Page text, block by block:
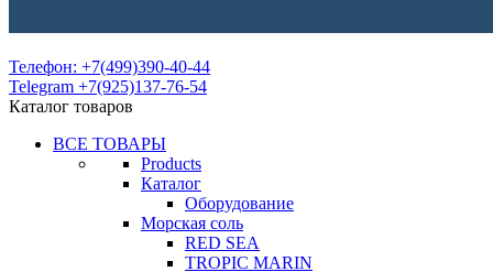
Телефон: +7(499)390-40-44
Telegram +7(925)137-76-54
Каталог товаров
ВСЕ ТОВАРЫ
Products
Каталог
Оборудование
Морская соль
RED SEA
TROPIC MARIN